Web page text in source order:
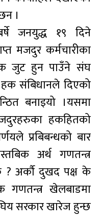
।
जनयुद्ध १९ दिने
मजदुर कर्मचारीका
जुट हुन पाउँने संघ
संबिधानले दिएको
बनाइयो ।यसमा
हकहितको
प्रबिबन्धको बार
अर्थ गणतन्त्र
? अर्कौ दुखद पक्ष के
गणतन्त्र खेलबाडमा
सरकार खारेज हुन्छ